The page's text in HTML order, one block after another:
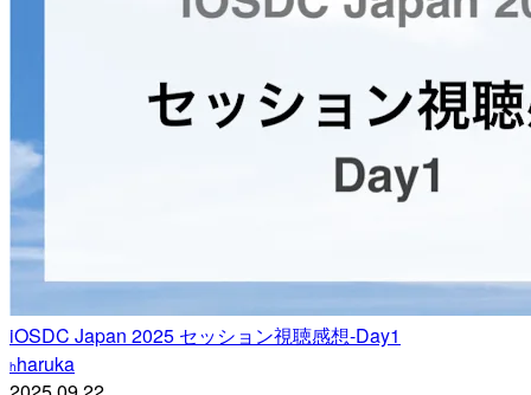
iOSDC Japan 2025 セッション視聴感想-Day1
hharuka